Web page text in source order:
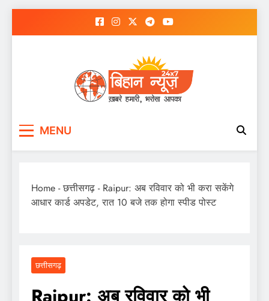
MENU
Home -छत्तीसगढ़ - Raipur: अब रविवार को भी करा सकेंगे
आधार कार्ड अपडेट, रात 10 बजे तक होगा स्पीड पोस्ट
छत्तीसगढ़
Raipur: अब रविवार को भी